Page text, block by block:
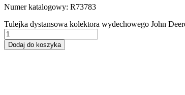
Numer katalogowy: R73783
Tulejka dystansowa kolektora wydechowego John
Dodaj do koszyka